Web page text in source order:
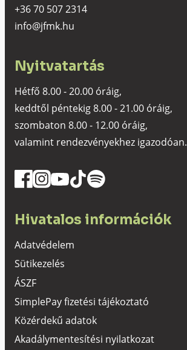
+36 70 507 2314
info@jfmk.hu
Nyitvatartás
Hétfő 8.00 - 20.00 óráig,
keddtől péntekig 8.00 - 21.00 óráig,
szombaton 8.00 - 12.00 óráig,
valamint rendezvényekhez igazodóan.
Hivatalos információk
Adatvédelem
Sütikezelés
ÁSZF
SimplePay fizetési tájékoztató
Közérdekű adatok
Akadálymentesítési nyilatkozat